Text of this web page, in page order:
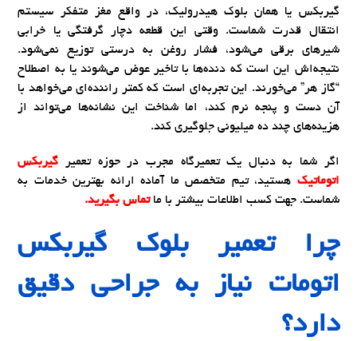
گیربکس یا همان بلوک هیدرولیک، در واقع مغز متفکر سیستم
انتقال قدرت شماست. وقتی این قطعه دچار گرفتگی یا خرابی
شیرهای برقی می‌شود، فشار روغن به درستی توزیع نمی‌شود.
نتیجه‌اش این است که دنده‌ها با تاخیر عوض می‌شوند یا به اصطلاح
“گاز هر” می‌خورند. این تجربه‌ای است که کمتر راننده‌ای می‌خواهد با
آن دست و پنجه نرم کند، اما شناخت این نشانه‌ها می‌تواند از
هزینه‌های چند ده میلیونی جلوگیری کند.
اگر شما به دنبال یک تعمیرگاه مجرب در حوزه تعمیر گیربکس
اتوماتیک هستید، تیم متخصص ما آماده ارائه بهترین خدمات به
شماست. جهت کسب اطلاعات بیشتر با ماتماس بگیرید.
چرا تعمیر بلوک گیربکس
اتومات نیاز به جراحی دقیق
دارد؟